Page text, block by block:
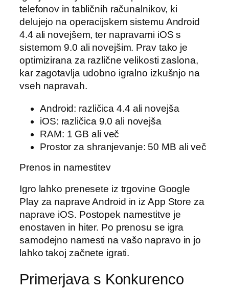
telefonov in tabličnih računalnikov, ki
delujejo na operacijskem sistemu Android
4.4 ali novejšem, ter napravami iOS s
sistemom 9.0 ali novejšim. Prav tako je
optimizirana za različne velikosti zaslona,
kar zagotavlja udobno igralno izkušnjo na
vseh napravah.
Android: različica 4.4 ali novejša
iOS: različica 9.0 ali novejša
RAM: 1 GB ali več
Prostor za shranjevanje: 50 MB ali več
Prenos in namestitev
Igro lahko prenesete iz trgovine Google
Play za naprave Android in iz App Store za
naprave iOS. Postopek namestitve je
enostaven in hiter. Po prenosu se igra
samodejno namesti na vašo napravo in jo
lahko takoj začnete igrati.
Primerjava s Konkurenco